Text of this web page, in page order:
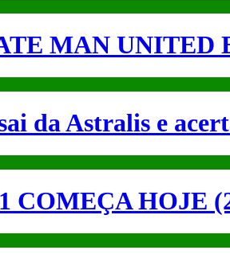
MAN UNITED
da Astralis e
COMEÇA HOJE